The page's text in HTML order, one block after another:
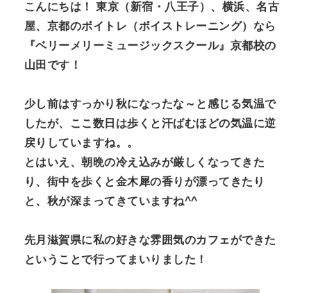
S
T
こんにちは！ 東京（新宿・八王子）、横浜、名古
屋、京都のボイトレ（ボイストレーニング）なら
『ベリーメリーミュージックスクール』京都校の
山田です！
少し前はすっかり秋になったな～と感じる気温で
したが、ここ数日は歩くと汗ばむほどの気温に逆
戻りしていますね。。
とはいえ、朝晩の冷え込みが厳しくなってきた
り、街中を歩くと金木犀の香りが漂ってきたり
と、秋が深まってきていますね^^
先月滋賀県に私の好きな雰囲気のカフェができた
ということで行ってまいりました！